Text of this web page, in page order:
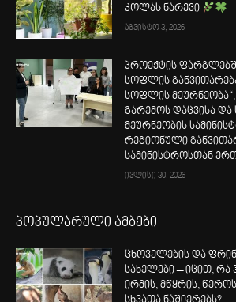
კოლას ნარევი
აგვისტო 3, 2026
პროექტის
სოფლის
სოფლის
გარემოს დაცვისა
მეურნეობის
რეგიონული
სამინისტროსთან
ივლისი 30, 2026
პოპულარული ამბები
ცხოველების და
სახელები – იცით, რა
ირმის, მწყრის,